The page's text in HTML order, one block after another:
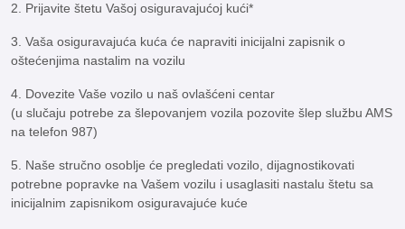
2. Prijavite štetu Vašoj osiguravajućoj kući*
3. Vaša osiguravajuća kuća će napraviti inicijalni zapisnik o
oštećenjima nastalim na vozilu
4. Dovezite Vaše vozilo u naš ovlašćeni centar
(u slučaju potrebe za šlepovanjem vozila pozovite šlep službu AMS
na telefon 987)
5. Naše stručno osoblje će pregledati vozilo, dijagnostikovati
potrebne popravke na Vašem vozilu i usaglasiti nastalu štetu sa
inicijalnim zapisnikom osiguravajuće kuće